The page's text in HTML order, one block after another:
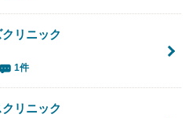
リニック
1件
リニック